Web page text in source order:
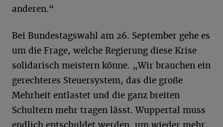
anderen.“
Bei Bundestagswahl am 26. September gehe es
um die Frage, welche Regierung diese Krise
solidarisch meistern könne. „Wir brauchen ein
gerechteres Steuersystem, das die große
Mehrheit entlastet und die ganz breiten
Schultern mehr tragen lässt. Wuppertal muss